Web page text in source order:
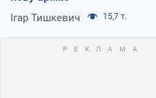
Ігар Тишкевич 15,7 т.